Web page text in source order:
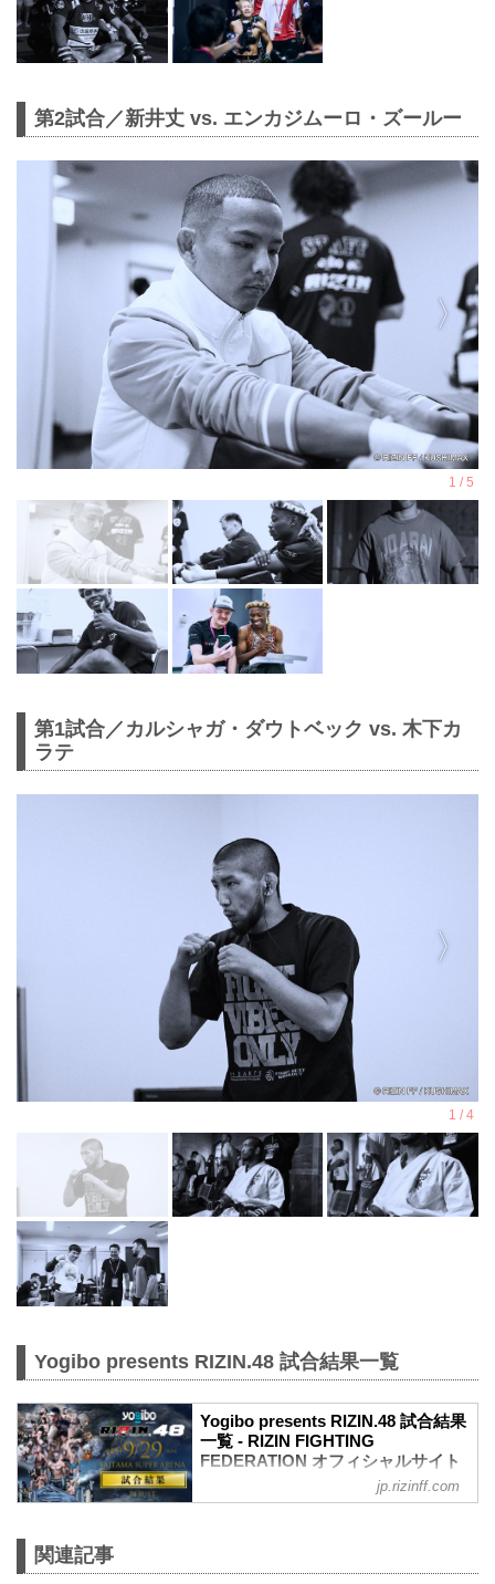
第2試合／新井丈 vs. エンカジムーロ・ズールー
第1試合／カルシャガ・ダウトベック vs. 木下カ
ラテ
Yogibo presents RIZIN.48 試合結果一覧
Yogibo presents RIZIN.48 試合結果
一覧 - RIZIN FIGHTING
FEDERATION オフィシャルサイト
第11試合／ホベルト・サトシ・ソウザ
（WIN）ホベルト・サトシ・ソウザ vs.
jp.rizinff.com
関連記事